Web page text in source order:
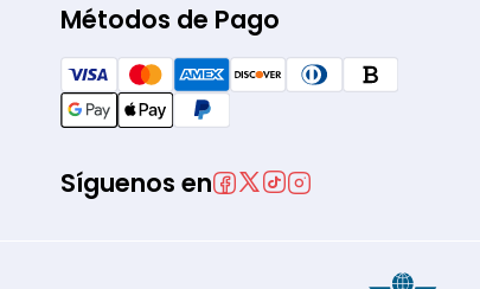
Métodos de Pago
Síguenos en